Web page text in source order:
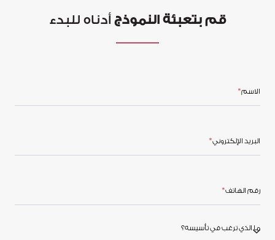
قم بتعبئة النموذج أدناه للبدء
الاسم
البريد الإلكتروني
رقم الهاتف